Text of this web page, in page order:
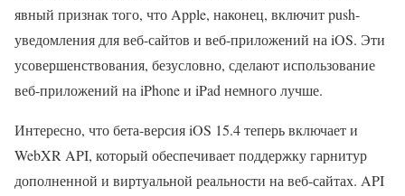
явный признак того, что Apple, наконец, включит push-
уведомления для веб-сайтов и веб-приложений на iOS. Эти
усовершенствования, безусловно, сделают использование
веб-приложений на iPhone и iPad немного лучше.
Интересно, что бета-версия iOS 15.4 теперь включает и
WebXR API, который обеспечивает поддержку гарнитур
дополненной и виртуальной реальности на веб-сайтах. API